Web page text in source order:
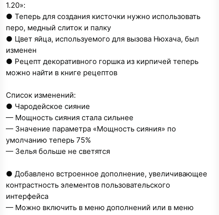
1.20»:
● Теперь для создания кисточки нужно использовать
перо, медный слиток и палку
● Цвет яйца, используемого для вызова Нюхача, был
изменен
● Рецепт декоративного горшка из кирпичей теперь
можно найти в книге рецептов
Список изменений:
● Чародейское сияние
— Мощность сияния стала сильнее
— Значение параметра «Мощность сияния» по
умолчанию теперь 75%
— Зелья больше не светятся
● Добавлено встроенное дополнение, увеличивающее
контрастность элементов пользовательского
интерфейса
— Можно включить в меню дополнений или в меню